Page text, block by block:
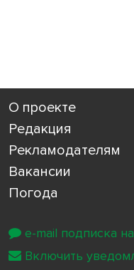
О проекте
Редакция
Рекламодателям
Вакансии
Погода
e-mail подписка
Включить